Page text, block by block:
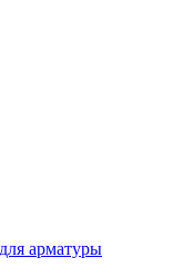
арматуры